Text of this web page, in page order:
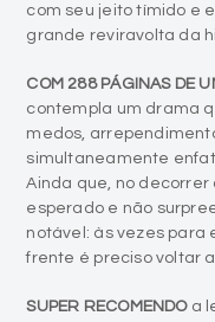
com seu jeito tímido e
grande reviravolta da
COM 288 PÁGINAS DE
contempla um drama
medos,
simultaneamente
Ainda que, no
esperado e não
notável: às vezes para
frente é preciso voltar
SUPER RECOMENDOa